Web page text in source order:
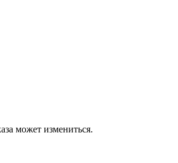
может измениться.